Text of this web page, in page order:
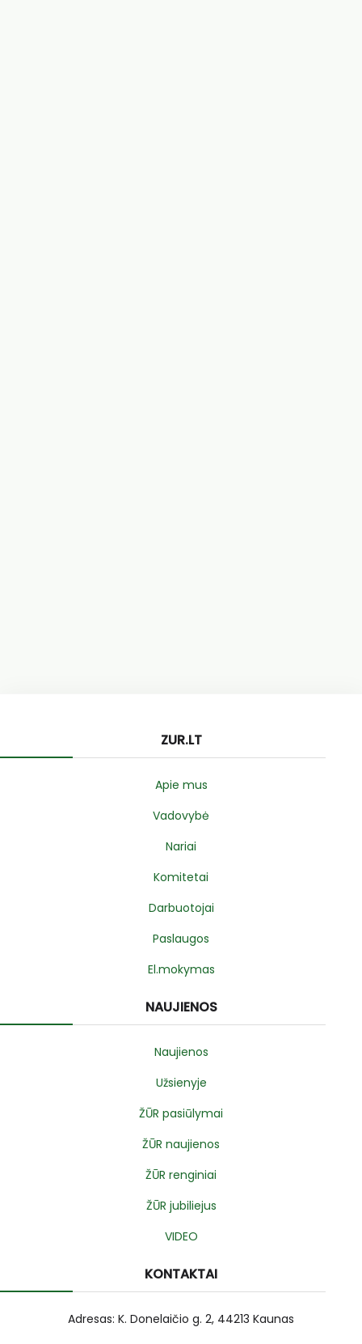
ZUR.LT
Apie mus
Vadovybė
Nariai
Komitetai
Darbuotojai
Paslaugos
El.mokymas
NAUJIENOS
Naujienos
Užsienyje
ŽŪR pasiūlymai
ŽŪR naujienos
ŽŪR renginiai
ŽŪR jubiliejus
VIDEO
KONTAKTAI
Adresas: K. Donelaičio g. 2, 44213 Kaunas